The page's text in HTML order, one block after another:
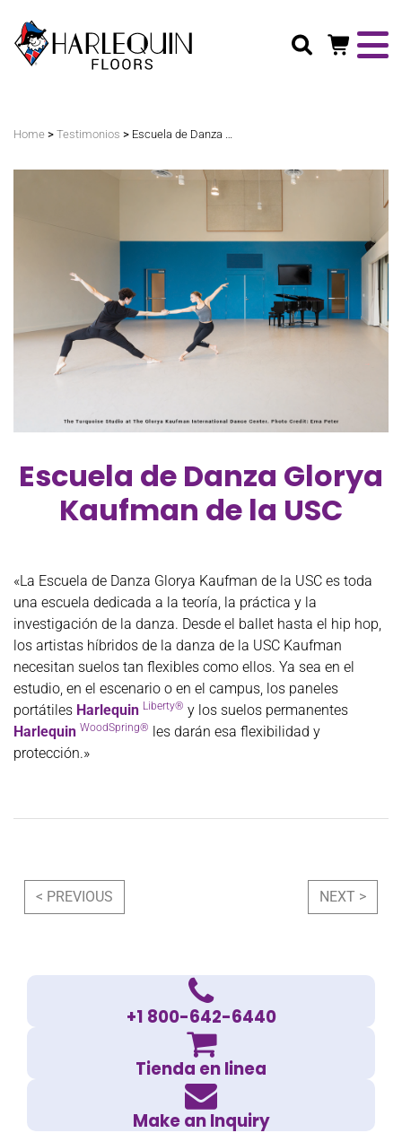
Home > Testimonios > Escuela de Danza Glorya Kaufman de la USC
Escuela de Danza Glorya
Kaufman de la USC
«La Escuela de Danza Glorya Kaufman de la USC es toda
una escuela dedicada a la teoría, la práctica y la
investigación de la danza. Desde el ballet hasta el hip hop,
los artistas híbridos de la danza de la USC Kaufman
necesitan suelos tan flexibles como ellos. Ya sea en el
estudio, en el escenario o en el campus, los paneles
portátiles Harlequin Liberty® y los suelos permanentes
Harlequin WoodSpring® les darán esa flexibilidad y
protección.»
Post navigation
< PREVIOUS NEXT >
+1 800-642-6440
Tienda en linea
Make an Inquiry